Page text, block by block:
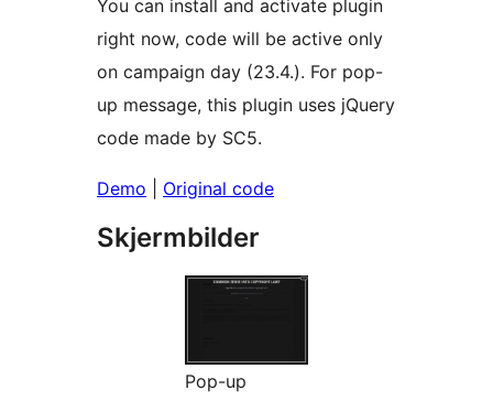
You can install and activate plugin
right now, code will be active only
on campaign day (23.4.). For pop-
up message, this plugin uses jQuery
code made by SC5.
Demo Original code
Skjermbilder
Pop-up